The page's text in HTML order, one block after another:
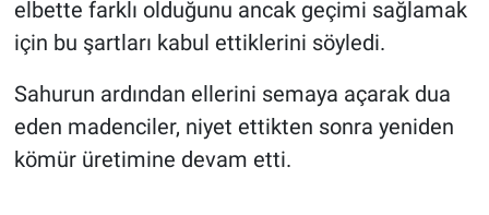
elbette farklı olduğunu ancak geçimi sağlamak
için bu şartları kabul ettiklerini söyledi.
Sahurun ardından ellerini semaya açarak dua
eden madenciler, niyet ettikten sonra yeniden
kömür üretimine devam etti.